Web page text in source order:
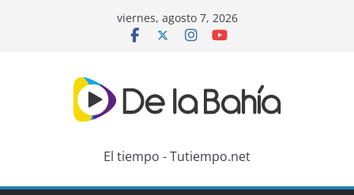
viernes, agosto 7, 2026
El tiempo - Tutiempo.net